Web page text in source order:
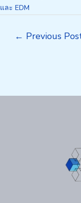
และ EDM
← Previous